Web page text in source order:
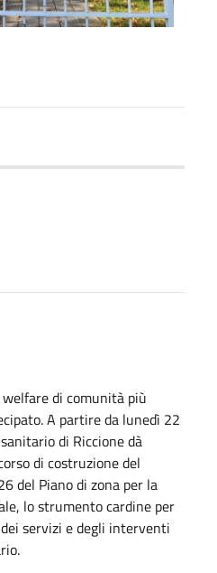
di comunità più
A partire da lunedì 22
di Riccione dà
di costruzione del
del Piano di zona per la
lo strumento cardine per
servizi e degli interventi